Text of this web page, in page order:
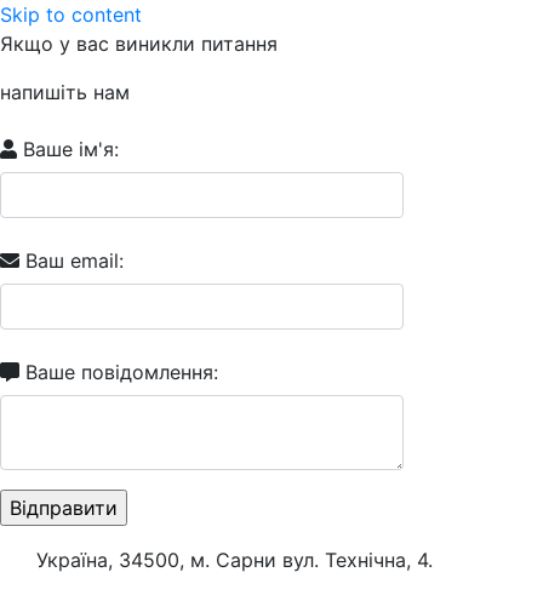
Skip to content
Якщо у вас виникли питання
напишіть нам
Ваше ім'я:
Ваш email:
Ваше повідомлення:
Україна, 34500, м. Сарни вул. Технічна, 4.